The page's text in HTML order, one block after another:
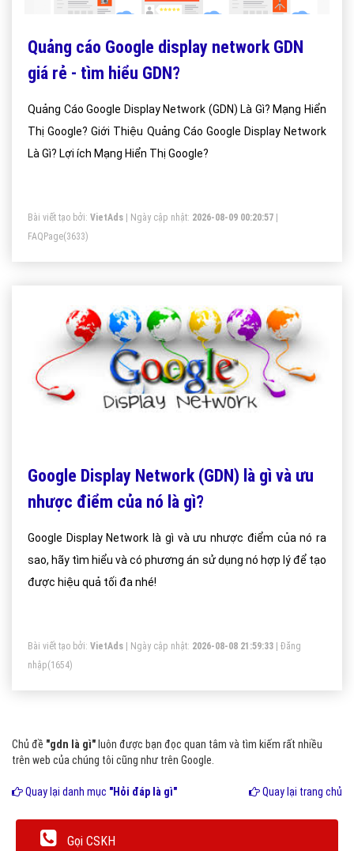
Quảng cáo Google display network GDN
giá rẻ - tìm hiểu GDN?
Quảng Cáo Google Display Network (GDN) Là Gì? Mạng Hiển
Thị Google? Giới Thiệu Quảng Cáo Google Display Network
Là Gì? Lợi ích Mạng Hiển Thị Google?
Bài viết tạo bởi: VietAds | Ngày cập nhật: 2026-08-09 00:20:57
FAQPage(3633)
Google Display Network (GDN) là gì và ưu
nhược điểm của nó là gì?
Google Display Network là gì và ưu nhược điểm của nó ra
sao, hãy tìm hiểu và có phương án sử dụng nó hợp lý để tạo
được hiệu quả tối đa nhé!
Bài viết tạo bởi: VietAds | Ngày cập nhật: 2026-08-08 21:59:33
Đăng
nhập(1654)
Chủ đề "gdn là gì" luôn được bạn đọc quan tâm và tìm kiếm rất nhiều
trên web của chúng tôi cũng như trên Google.
Quay lại danh mục "Hỏi đáp là gì" Quay lại trang chủ
Gọi CSKH